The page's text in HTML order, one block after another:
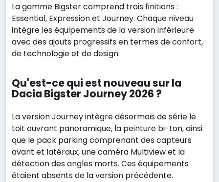
La gamme Bigster comprend trois finitions :
Essential, Expression et Journey. Chaque niveau
intègre les équipements de la version inférieure
avec des ajouts progressifs en termes de confort,
de technologie et de design.
Qu'est-ce qui est nouveau sur la
Dacia Bigster Journey 2026 ?
La version Journey intègre désormais de série le
toit ouvrant panoramique, la peinture bi-ton, ainsi
que le pack parking comprenant des capteurs
avant et latéraux, une caméra Multiview et la
détection des angles morts. Ces équipements
étaient absents de la version précédente.